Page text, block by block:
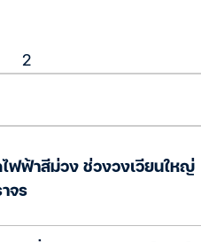
2
ฟฟ้าสีม่วง ช่วงวงเวียนใหญ่
จร